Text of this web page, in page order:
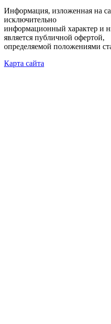
Информация, изложенная на
исключительно
информационный характер и
является публичной офертой,
определяемой положениями
Карта сайта